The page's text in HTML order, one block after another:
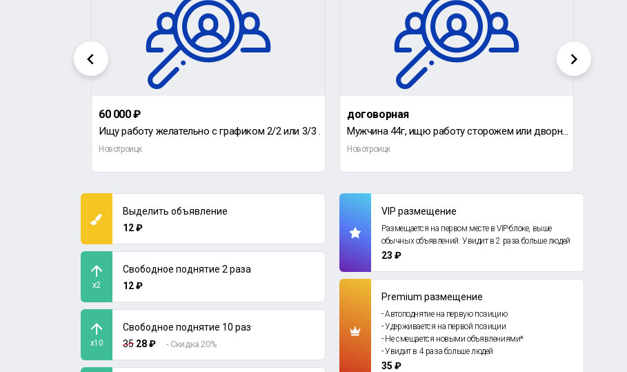
60 000 ₽
Ищу работу желательно с графиком 2/2 или 3/3 .
Новотроицк
договорная
Мужчина 44г, ищю работу сторожем или дворником желательно всадик на заподном, не пью не курю не конф
Новотроицк
Выделить объявление
12 ₽
x2
Свободное поднятие 2 раза
12 ₽
x10
Свободное поднятие 10 раз
35 28 ₽ - Скидка 20%
VIP размещение
Размещается на первом месте в VIP-блоке, выше
обычных объявлений. Увидит в 2 раза больше людей
23 ₽
Premium размещение
- Автоподнятие на первую позицию
- Удерживается на первой позиции
- Не смещается новыми объявлениями*
- Увидит в 4 раза больше людей
35 ₽